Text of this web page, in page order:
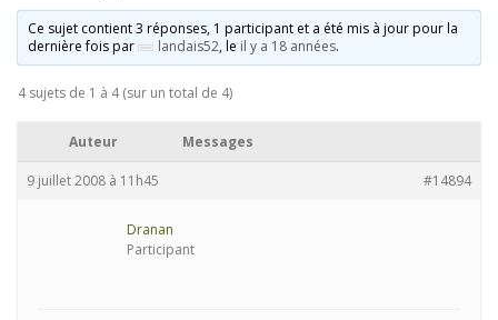
DOCUMENTATIONS FORUMS S’INSCRIRE
CONNEXION
Ce sujet contient 3 réponses, 1 participant et a été mis à jour pour la
dernière fois par
landais52, le il y a 18 années.
4 sujets de 1 à 4 (sur un total de 4)
Auteur Messages
9 juillet 2008 à 11h45 #14894
Dranan
Participant